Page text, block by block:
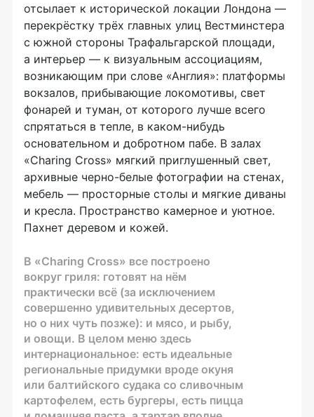
отсылает к исторической локации Лондона —
перекрёстку трёх главных улиц Вестминстера
с южной стороны Трафальгарской площади,
а интерьер — к визуальным ассоциациям,
возникающим при слове «Англия»: платформы
вокзалов, прибывающие локомотивы, свет
фонарей и туман, от которого лучше всего
спрятаться в тепле, в каком-нибудь
основательном и добротном пабе. В залах
«Charing Cross» мягкий приглушенный свет,
архивные черно-белые фотографии на стенах,
мебель — просторные столы и мягкие диваны
и кресла. Пространство камерное и уютное.
Пахнет деревом и кожей.
В «Charing Cross» все построено
вокруг гриля: готовят на нём
практически всё (за исключением
совершенно удивительных десертов,
но о них чуть позже): и мясо, и рыбу,
и овощи. В целом меню здесь
интернациональное: есть идеальные
региональные придумки вроде окуня
или балтийского судака со сливочным
картофелем, есть бургеры, есть пицца